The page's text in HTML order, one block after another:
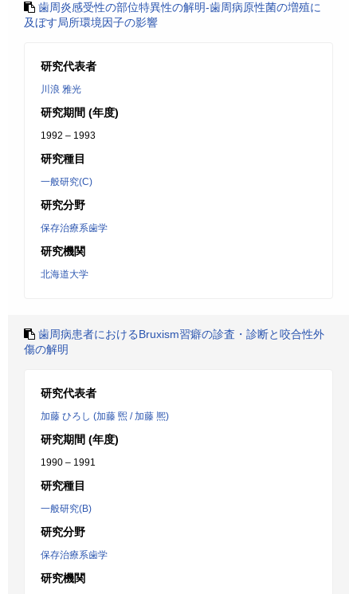
歯周炎感受性の部位特異性の解明-歯周病原性菌の増殖に
及ぼす局所環境因子の影響
研究代表者
川浪 雅光
研究期間 (年度)
1992 – 1993
研究種目
一般研究(C)
研究分野
保存治療系歯学
研究機関
北海道大学
歯周病患者におけるBruxism習癖の診査・診断と咬合性外
傷の解明
研究代表者
加藤 ひろし (加藤 煕 / 加藤 熈)
研究期間 (年度)
1990 – 1991
研究種目
一般研究(B)
研究分野
保存治療系歯学
研究機関